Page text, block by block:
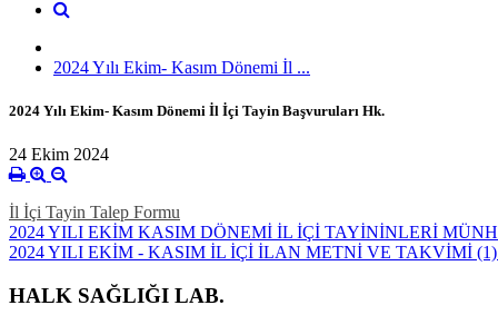
2024 Yılı Ekim- Kasım Dönemi İl ...
2024 Yılı Ekim- Kasım Dönemi İl İçi Tayin Başvuruları Hk.
24 Ekim 2024
İl İçi Tayin Talep Formu
2024 YILI EKİM KASIM DÖNEMİ İL İÇİ TAYİNİNLERİ
2024 YILI EKİM - KASIM İL İÇİ İLAN METNİ VE TAKVİMİ
HALK SAĞLIĞI LAB.